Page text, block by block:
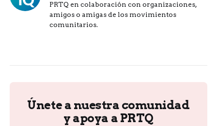
PRTQ en colaboración con organizaciones,
amigos o amigas de los movimientos
comunitarios.
Únete a nuestra comunidad
y apoya a PRTQ